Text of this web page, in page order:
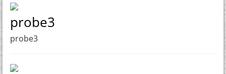
probe3
probe3